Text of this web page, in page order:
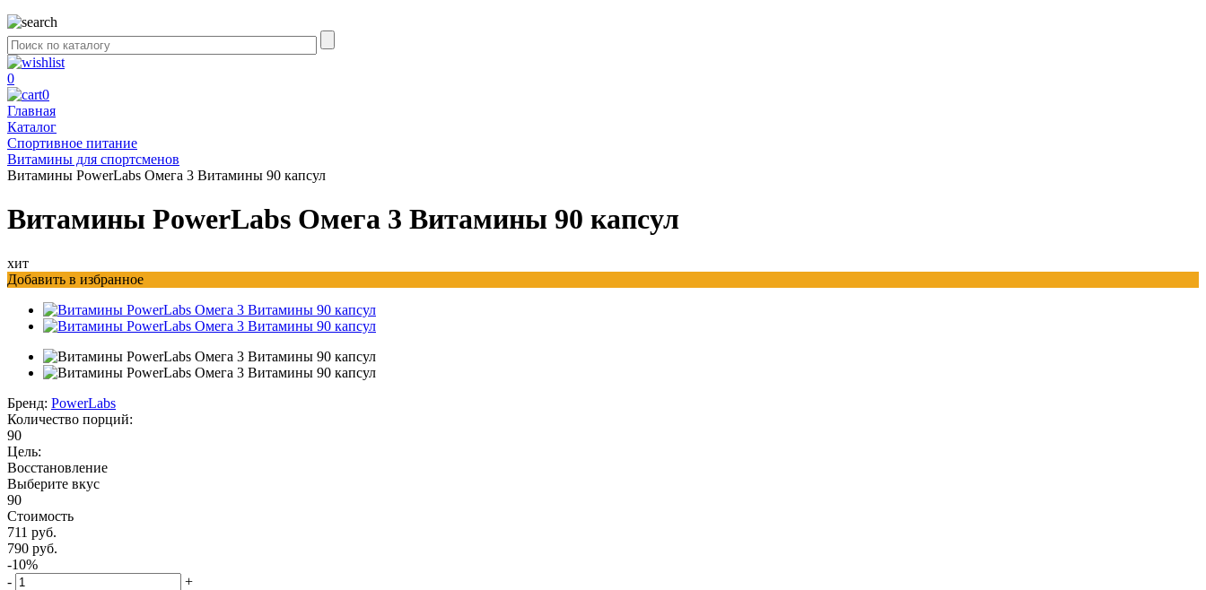
0
0
Главная
Каталог
Спортивное питание
Витамины для спортсменов
Витамины PowerLabs Омега 3 Витамины 90 капсул
Витамины PowerLabs Омега 3 Витамины 90 капсул
хит
Добавить в избранное
Бренд: PowerLabs
Количество порций:
90
Цель:
Восстановление
Выберите вкус
90
Стоимость
711 руб.
790 руб.
-10%
-
+